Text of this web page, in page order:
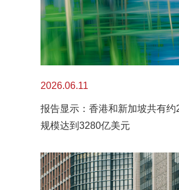
2026.06.11
报告显示：香港和新加坡共有
规模达到3280亿美元